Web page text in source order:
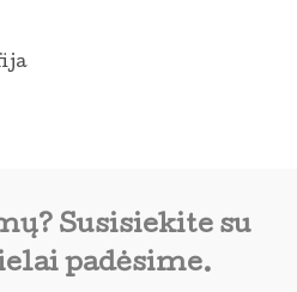
Susisiekite su
padėsime.